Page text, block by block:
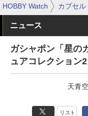
HOBBY Watch カプセル
ニュース
ガシャポン「星の
ュアコレクション
天青
リスト